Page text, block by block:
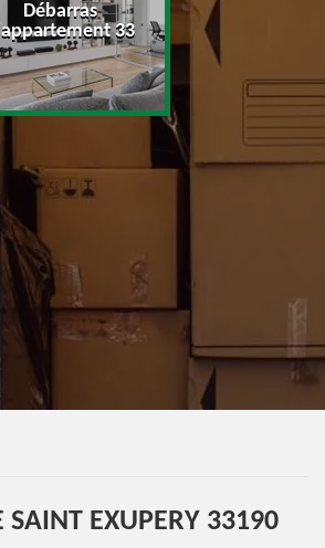
Débarras
33
Débarras de
SAINT EXUPERY 33190